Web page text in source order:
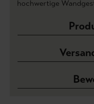
hochwertige